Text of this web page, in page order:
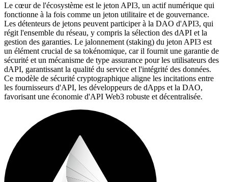
Le cœur de l'écosystème est le jeton API3, un actif numérique qui
fonctionne à la fois comme un jeton utilitaire et de gouvernance.
Les détenteurs de jetons peuvent participer à la DAO d'API3, qui
régit l'ensemble du réseau, y compris la sélection des dAPI et la
gestion des garanties. Le jalonnement (staking) du jeton API3 est
un élément crucial de sa tokénomique, car il fournit une garantie de
sécurité et un mécanisme de type assurance pour les utilisateurs des
dAPI, garantissant la qualité du service et l'intégrité des données.
Ce modèle de sécurité cryptographique aligne les incitations entre
les fournisseurs d'API, les développeurs de dApps et la DAO,
favorisant une économie d'API Web3 robuste et décentralisée.